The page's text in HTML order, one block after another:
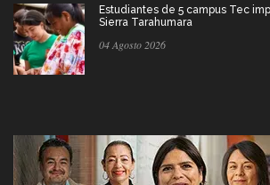
Estudiantes de 5 campus Tec
Sierra Tarahumara
04 Agosto 2026